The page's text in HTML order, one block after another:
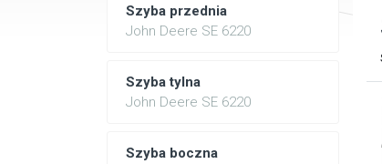
Szyba przednia
John Deere SE 6220
Szyba tylna
John Deere SE 6220
Szyba boczna